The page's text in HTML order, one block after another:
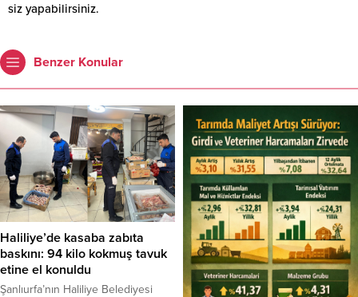
siz yapabilirsiniz.
Benzer Konular
Haliliye’de kasaba zabıta
baskını: 94 kilo kokmuş tavuk
etine el konuldu
Şanlıurfa’nın Haliliye Belediyesi